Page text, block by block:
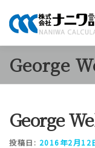
商品のご案内
採用情報 お知
George
George
投稿日: 2016年2月12